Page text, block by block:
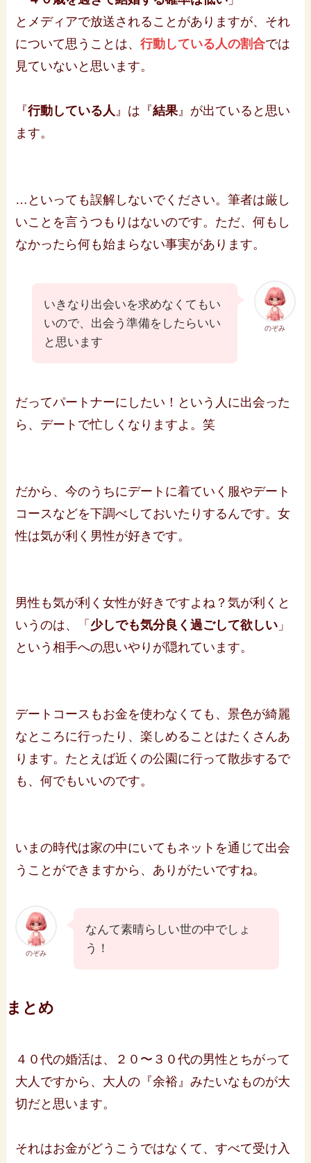
とメディアで放送されることがありますが、それ
について思うことは、行動している人の割合では
見ていないと思います。
『行動している人 』は『結果 』が出ていると思い
ます。
…といっても誤解しないでください。筆者は厳し
いことを言うつもりはないのです。ただ、何もし
なかったら何も始まらない事実があります。
のぞみ
いきなり出会いを求めなくてもい
いので、出会う準備をしたらいい
と思います
だってパートナーにしたい！という人に出会った
ら、デートで忙しくなりますよ。笑
だから、今のうちにデートに着ていく服やデート
コースなどを下調べしておいたりするんです。女
性は気が利く男性が好きです。
男性も気が利く女性が好きですよね？気が利くと
いうのは、「 少しでも気分良く過ごして欲しい 」
という相手への思いやりが隠れています。
デートコースもお金を使わなくても、景色が綺麗
なところに行ったり、楽しめることはたくさんあ
ります。たとえば近くの公園に行って散歩するで
も、何でもいいのです。
いまの時代は家の中にいてもネットを通じて出会
うことができますから、ありがたいですね。
のぞみ
なんて素晴らしい世の中でしょ
う！
まとめ
４０代の婚活は、２０〜３０代の男性とちがって
大人ですから、大人の『余裕』みたいなものが大
切だと思います。
それはお金がどうこうではなくて、すべて受け入